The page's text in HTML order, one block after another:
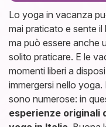
Lo yoga in vacanza
mai praticato e sente il
ma può essere anche
solito praticare. E le
momenti liberi a
immergersi nello
sono numerose: in
esperienze originali